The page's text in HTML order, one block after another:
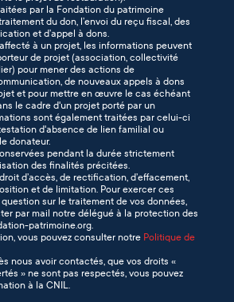
par la Fondation du patrimoine
du don, l’envoi du reçu fiscal, des
et d’appel à dons.
à un projet, les informations peuvent
de projet (association, collectivité
pour mener des actions de
de nouveaux appels à dons
et pour mettre en œuvre le cas échéant
le cadre d'un projet porté par un
sont également traitées par celui-ci
d'absence de lien familial ou
donateur.
pendant la durée strictement
des finalités précitées.
d’accès, de rectification, d’effacement,
et de limitation. Pour exercer ces
sur le traitement de vos données,
par mail notre délégué à la protection des
patrimoine.org.
vous pouvez consulter notre Politique de
nous avoir contactés, que vos droits «
» ne sont pas respectés, vous pouvez
à la CNIL.